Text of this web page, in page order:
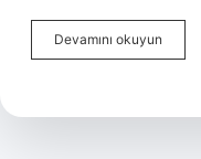
Devamını okuyun
Kanseri